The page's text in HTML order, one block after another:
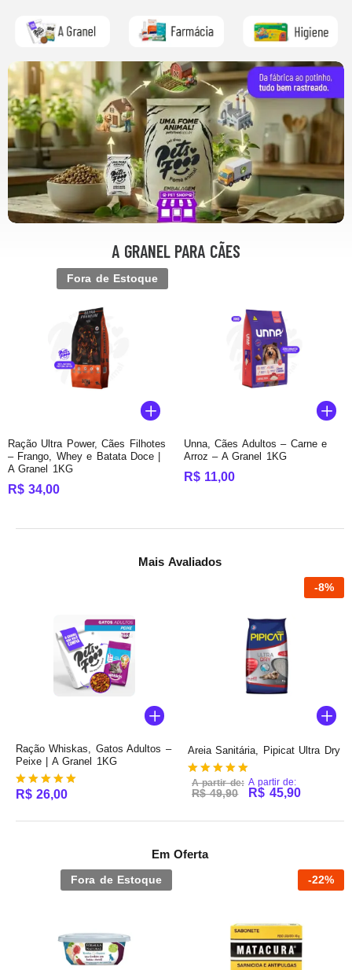
A GRANEL PARA CÃES
Fora de Estoque
Ração Ultra Power, Cães Filhotes
– Frango, Whey e Batata Doce |
A Granel 1KG
R$ 34,00
Unna, Cães Adultos – Carne e
Arroz – A Granel 1KG
R$ 11,00
Mais Avaliados
Ração Whiskas, Gatos Adultos –
Peixe | A Granel 1KG
Avaliação
de 5
R$ 26,00
-8%
Areia Sanitária, Pipicat Ultra Dry
Avaliação
5.00
A partir de:
R$49,90
A partir de:
R$ 45,90
Em Oferta
Fora de Estoque -22%